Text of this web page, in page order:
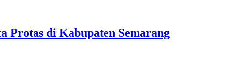
Protas di Kabupaten Semarang